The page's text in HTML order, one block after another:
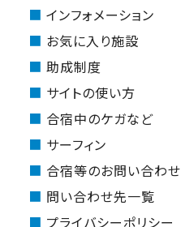
インフォメーション
お気に入り施設
助成制度
サイトの使い方
合宿中のケガなど
サーフィン
合宿等のお問い合わせ
問い合わせ先一覧
プライバシーポリシー